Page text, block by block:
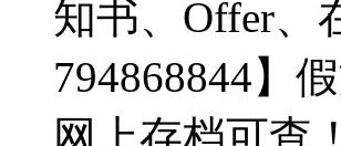
知书、Offer、
794868844】